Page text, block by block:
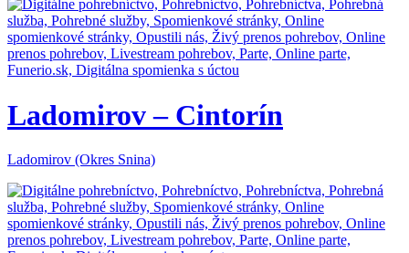
Ladomirov – Cintorín
Ladomirov (Okres Snina)